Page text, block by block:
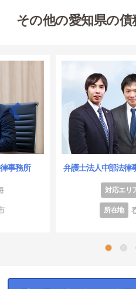
その他の愛知県の
事務所 弁護士法人中部法律
対応エリ
所在地